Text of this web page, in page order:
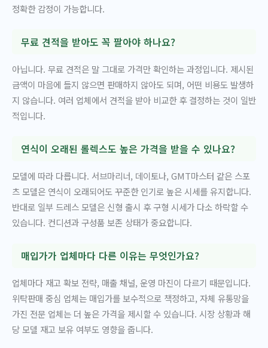
정확한 감정이 가능합니다.
무료 견적을 받아도 꼭 팔아야 하나요?
아닙니다. 무료 견적은 말 그대로 가격만 확인하는 과정입니다. 제시된
금액이 마음에 들지 않으면 판매하지 않아도 되며, 어떤 비용도 발생하
지 않습니다. 여러 업체에서 견적을 받아 비교한 후 결정하는 것이 일반
적입니다.
연식이 오래된 롤렉스도 높은 가격을 받을 수 있나요?
모델에 따라 다릅니다. 서브마리너, 데이토나, GMT마스터 같은 스포
츠 모델은 연식이 오래되어도 꾸준한 인기로 높은 시세를 유지합니다.
반대로 일부 드레스 모델은 신형 출시 후 구형 시세가 다소 하락할 수
있습니다. 컨디션과 구성품 보존 상태가 중요합니다.
매입가가 업체마다 다른 이유는 무엇인가요?
업체마다 재고 확보 전략, 매출 채널, 운영 마진이 다르기 때문입니다.
위탁판매 중심 업체는 매입가를 보수적으로 책정하고, 자체 유통망을
가진 전문 업체는 더 높은 가격을 제시할 수 있습니다. 시장 상황과 해
당 모델 재고 보유 여부도 영향을 줍니다.